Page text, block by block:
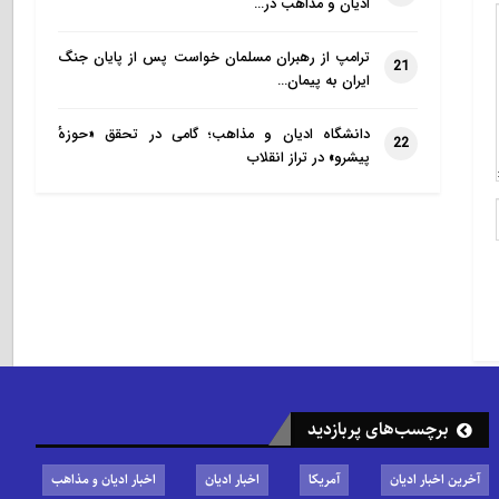
21
ترامپ از رهبران مسلمان خواست پس از پایان جنگ
ایران به پیمان…
22
دانشگاه ادیان و مذاهب؛ گامی در تحقق «حوزهٔ
پیشرو» در تراز انقلاب
برچسب‌های پربازدید
آخرین اخبار ادیان آمریکا اخبار ادیان
اخبار ادیان و مذاهب